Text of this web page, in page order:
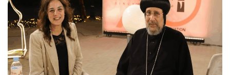
الموظفون
الزائـرون
سجل الان